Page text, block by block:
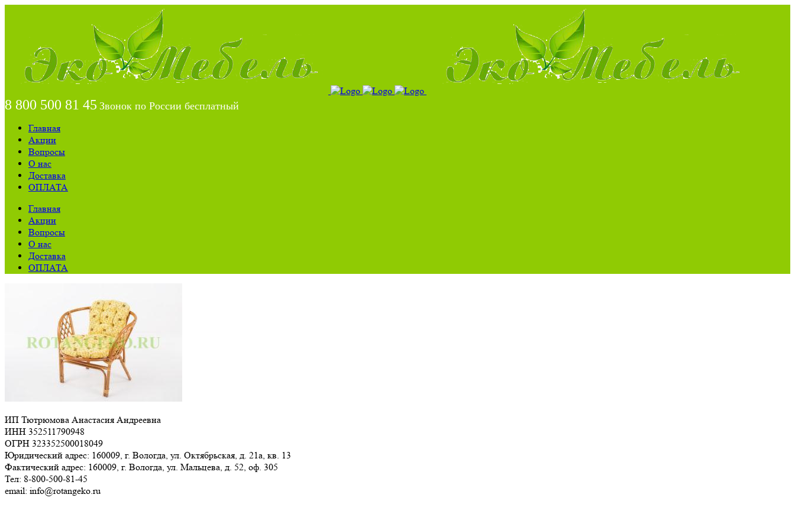
8 800 500 81 45 Звонок по России бесплатный
Главная
Акции
Вопросы
О нас
Доставка
ОПЛАТА
Главная
Акции
Вопросы
О нас
Доставка
ОПЛАТА
ИП Тютрюмова Анастасия Андреевна
ИНН 352511790948
ОГРН 323352500018049
Юридический адрес: 160009, г. Вологда, ул. Октябрьская, д. 21а, кв. 13
Фактический адрес: 160009, г. Вологда, ул. Мальцева, д. 52, оф. 305
Тел: 8-800-500-81-45
email: info@rotangeko.ru